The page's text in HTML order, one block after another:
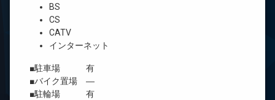
BS
CS
CATV
インターネット
■駐車場 有
■バイク置場 ―
■駐輪場 有